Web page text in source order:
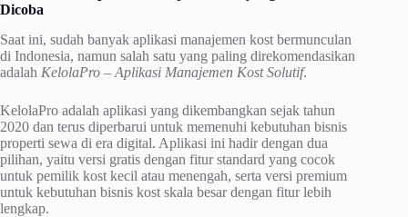
Dicoba
Saat ini, sudah banyak aplikasi manajemen kost bermunculan
di Indonesia, namun salah satu yang paling direkomendasikan
adalah KelolaPro – Aplikasi Manajemen Kost Solutif.
KelolaPro adalah aplikasi yang dikembangkan sejak tahun
2020 dan terus diperbarui untuk memenuhi kebutuhan bisnis
properti sewa di era digital. Aplikasi ini hadir dengan dua
pilihan, yaitu versi gratis dengan fitur standard yang cocok
untuk pemilik kost kecil atau menengah, serta versi premium
untuk kebutuhan bisnis kost skala besar dengan fitur lebih
lengkap.